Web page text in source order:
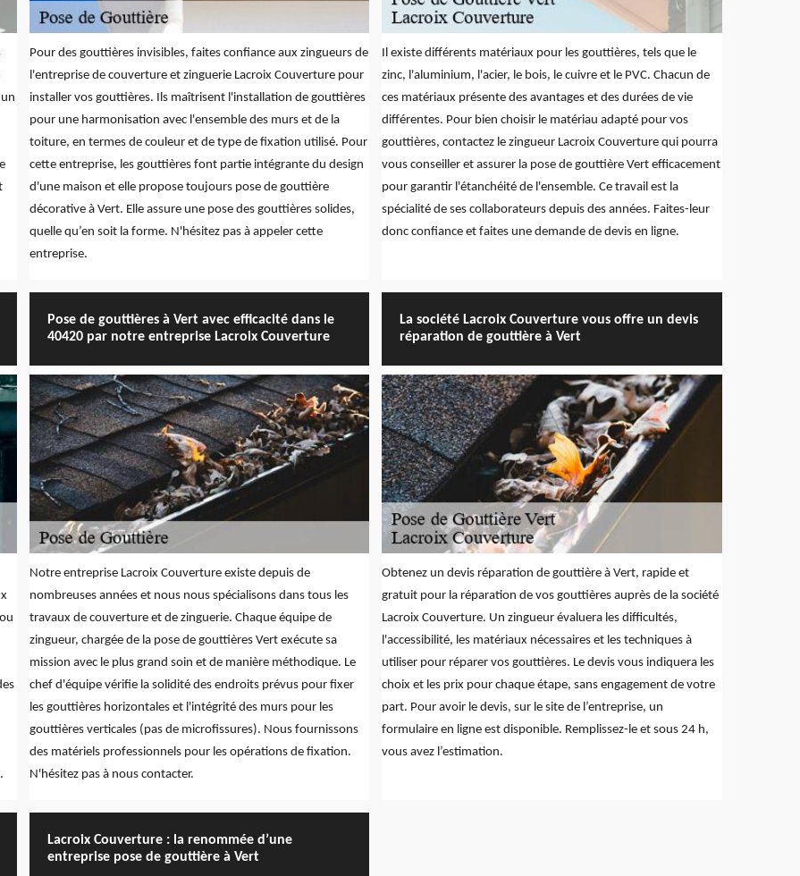
Pour des gouttières invisibles, faites confiance aux zingueurs de
l'entreprise de couverture et zinguerie Lacroix Couverture pour
installer vos gouttières. Ils maîtrisent l'installation de gouttières
pour une harmonisation avec l'ensemble des murs et de la
toiture, en termes de couleur et de type de fixation utilisé. Pour
cette entreprise, les gouttières font partie intégrante du design
d'une maison et elle propose toujours pose de gouttière
décorative à Vert. Elle assure une pose des gouttières solides,
quelle qu’en soit la forme. N'hésitez pas à appeler cette
entreprise.
Il existe différents matériaux pour les gouttières, tels que le
zinc, l'aluminium, l'acier, le bois, le cuivre et le PVC. Chacun de
ces matériaux présente des avantages et des durées de vie
différentes. Pour bien choisir le matériau adapté pour vos
gouttières, contactez le zingueur Lacroix Couverture qui pourra
vous conseiller et assurer la pose de gouttière Vert efficacement
pour garantir l'étanchéité de l'ensemble. Ce travail est la
spécialité de ses collaborateurs depuis des années. Faites-leur
donc confiance et faites une demande de devis en ligne.
Pose de gouttières à Vert avec efficacité dans le
40420 par notre entreprise Lacroix Couverture
Notre entreprise Lacroix Couverture existe depuis de
nombreuses années et nous nous spécialisons dans tous les
travaux de couverture et de zinguerie. Chaque équipe de
zingueur, chargée de la pose de gouttières Vert exécute sa
mission avec le plus grand soin et de manière méthodique. Le
chef d'équipe vérifie la solidité des endroits prévus pour fixer
les gouttières horizontales et l'intégrité des murs pour les
gouttières verticales (pas de microfissures). Nous fournissons
des matériels professionnels pour les opérations de fixation.
N'hésitez pas à nous contacter.
La société Lacroix Couverture vous offre un devis
réparation de gouttière à Vert
Obtenez un devis réparation de gouttière à Vert, rapide et
gratuit pour la réparation de vos gouttières auprès de la société
Lacroix Couverture. Un zingueur évaluera les difficultés,
l'accessibilité, les matériaux nécessaires et les techniques à
utiliser pour réparer vos gouttières. Le devis vous indiquera les
choix et les prix pour chaque étape, sans engagement de votre
part. Pour avoir le devis, sur le site de l’entreprise, un
formulaire en ligne est disponible. Remplissez-le et sous 24 h,
vous avez l’estimation.
Lacroix Couverture : la renommée d’une
entreprise pose de gouttière à Vert